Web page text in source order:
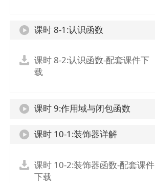
课时 8-1:认识函数
课时 8-2:认识函数-配套课件下
载
课时 9:作用域与闭包函数
课时 10-1:装饰器详解
课时 10-2:装饰器函数-配套课件
下载